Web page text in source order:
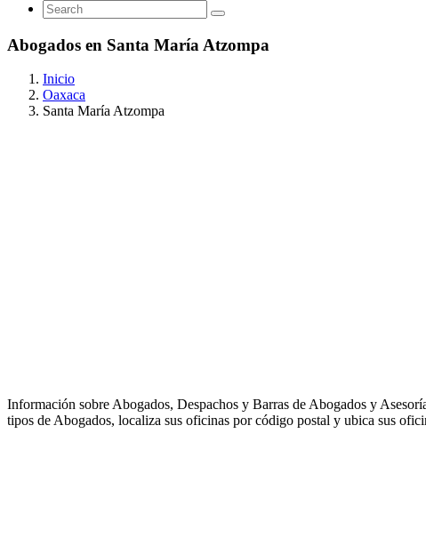
Abogados en Santa María Atzompa
Inicio
Oaxaca
Santa María Atzompa
Información sobre Abogados, Despachos y Barras de Abogados y
tipos de Abogados, localiza sus oficinas por código postal y ubica sus